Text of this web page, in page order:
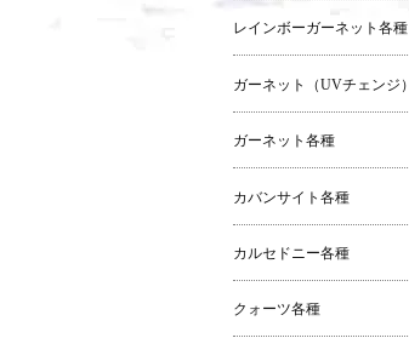
レインボーガーネット各種
ガーネット（UVチェンジ）
ガーネット各種
カバンサイト各種
カルセドニー各種
クォーツ各種